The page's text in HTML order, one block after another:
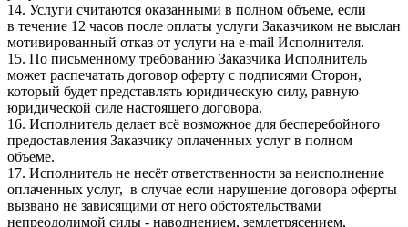
14. Услуги считаются оказанными в полном объеме, если
в течение 12 часов после оплаты услуги Заказчиком не выслан
мотивированный отказ от услуги на e-mail Исполнителя.
15. По письменному требованию Заказчика Исполнитель
может распечатать договор оферту с подписями Сторон,
который будет представлять юридическую силу, равную
юридической силе настоящего договора.
16. Исполнитель делает всё возможное для бесперебойного
предоставления Заказчику оплаченных услуг в полном
объеме.
17. Исполнитель не несёт ответственности за неисполнение
оплаченных услуг, в случае если нарушение договора оферты
вызвано не зависящими от него обстоятельствами
непреодолимой силы - наводнением, землетрясением,